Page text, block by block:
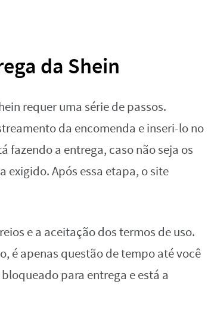
da Shein
requer uma série de passos.
da encomenda e inseri-lo no
fazendo a entrega, caso não seja os
exigido. Após essa etapa, o site
e a aceitação dos termos de uso.
é apenas questão de tempo até você
para entrega e está a